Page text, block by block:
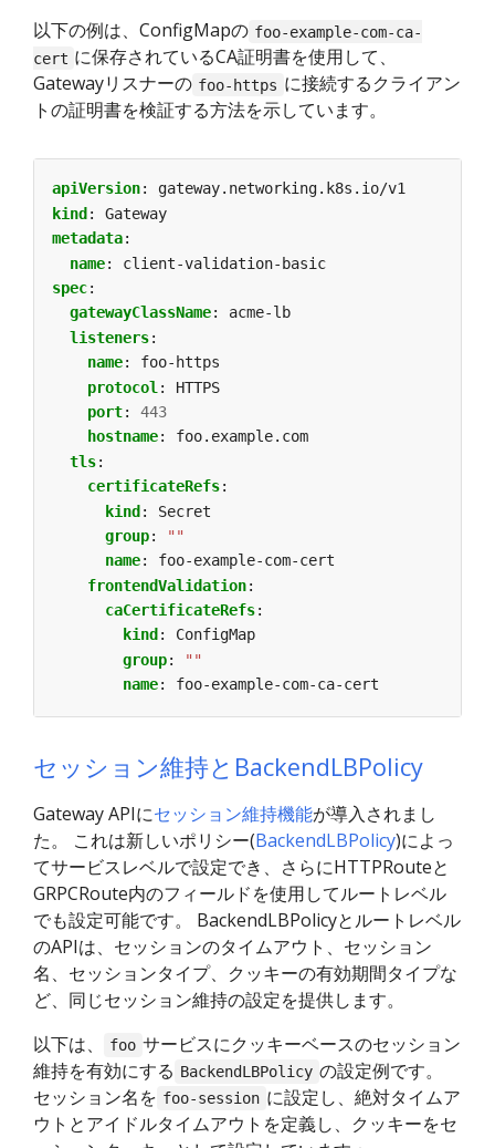
以下の例は、ConfigMapの foo-example-com-ca-
cert に保存されているCA証明書を使用して、
Gatewayリスナーの foo-https に接続するクライアン
トの証明書を検証する方法を示しています。
apiVersion:
gateway.networking.k8s.io/v1
kind :
Gateway
metadata:
name:
client-validation-basic
spec:
gatewayClassName:
acme-lb
listeners:
name:
foo-https
protocol :
HTTPS
port:
443
hostname:
foo.example.com
tls:
certificateRefs:
kind:
Secret
group:
""
name:
foo-example-com-cert
frontendValidation:
caCertificateRefs:
kind :
ConfigMap
group:
""
name: foo-example-com-ca-cert
セッション維持とBackendLBPolicy
Gateway APIにセッション維持機能が導入されまし
た。 これは新しいポリシー(BackendLBPolicy)によっ
てサービスレベルで設定でき、さらにHTTPRouteと
GRPCRoute内のフィールドを使用してルートレベル
でも設定可能です。 BackendLBPolicyとルートレベル
のAPIは、セッションのタイムアウト、セッション
名、セッションタイプ、クッキーの有効期間タイプな
ど、同じセッション維持の設定を提供します。
以下は、
foo サービスにクッキーベースのセッション
維持を有効にする BackendLBPolicy の設定例です。
セッション名を foo-session に設定し、絶対タイムア
ウトとアイドルタイムアウトを定義し、クッキーをセ